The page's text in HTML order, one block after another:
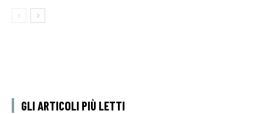
GLI ARTICOLI PIÙ LETTI